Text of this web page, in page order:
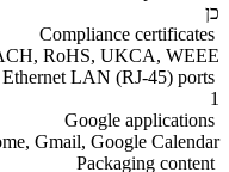
כן
Compliance certificates
RoHS, UKCA, WEEE
Ethernet LAN (RJ-45) ports
1
Google applications
Gmail, Google Calendar
Packaging content